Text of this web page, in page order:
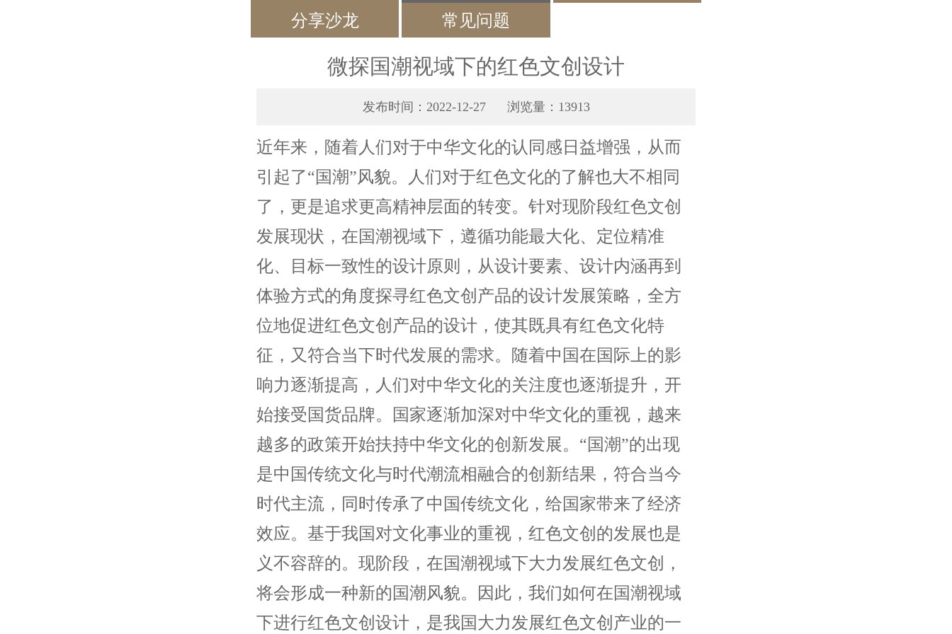
分享沙龙 常见问题
微探国潮视域下的红色文创设计
发布时间：2022-12-27 浏览量：13913
近年来，随着人们对于中华文化的认同感日益增强，从而
引起了“国潮”风貌。人们对于红色文化的了解也大不相同
了，更是追求更高精神层面的转变。针对现阶段红色文创
发展现状，在国潮视域下，遵循功能最大化、定位精准
化、目标一致性的设计原则，从设计要素、设计内涵再到
体验方式的角度探寻红色文创产品的设计发展策略，全方
位地促进红色文创产品的设计，使其既具有红色文化特
征，又符合当下时代发展的需求。随着中国在国际上的影
响力逐渐提高，人们对中华文化的关注度也逐渐提升，开
始接受国货品牌。国家逐渐加深对中华文化的重视，越来
越多的政策开始扶持中华文化的创新发展。“国潮”的出现
是中国传统文化与时代潮流相融合的创新结果，符合当今
时代主流，同时传承了中国传统文化，给国家带来了经济
效应。基于我国对文化事业的重视，红色文创的发展也是
义不容辞的。现阶段，在国潮视域下大力发展红色文创，
将会形成一种新的国潮风貌。因此，我们如何在国潮视域
下进行红色文创设计，是我国大力发展红色文创产业的一